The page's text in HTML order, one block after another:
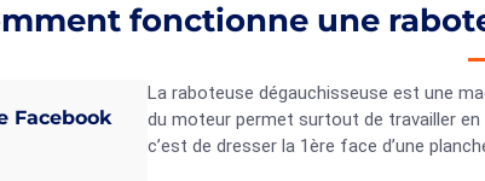
fonctionne une
Facebook
La raboteuse dégauchisseuse est une
du moteur permet surtout de travailler
c’est de dresser la 1ère face d’une